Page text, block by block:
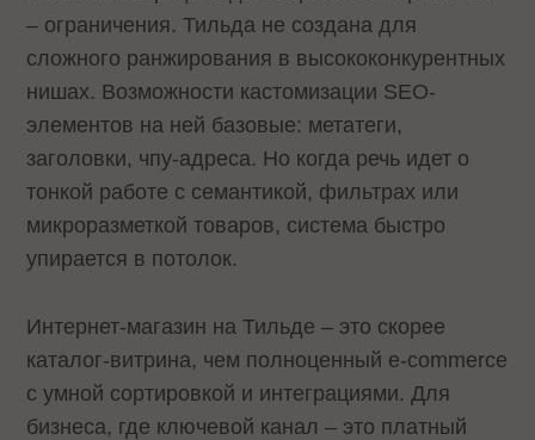
– ограничения. Тильда не создана для
сложного ранжирования в высококонкурентных
нишах. Возможности кастомизации SEO-
элементов на ней базовые: метатеги,
заголовки, чпу-адреса. Но когда речь идет о
тонкой работе с семантикой, фильтрах или
микроразметкой товаров, система быстро
упирается в потолок.
Интернет-магазин на Тильде – это скорее
каталог-витрина, чем полноценный e-commerce
с умной сортировкой и интеграциями. Для
бизнеса, где ключевой канал – это платный